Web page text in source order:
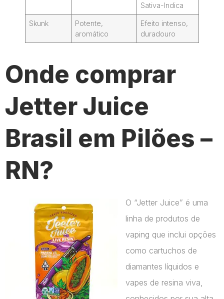
Sativa-Indica
Skunk
Potente,
aromático
Efeito intenso,
duradouro
Onde comprar
Jetter Juice
Brasil em Pilões –
RN?
O “Jetter Juice” é uma
linha de produtos de
vaping que inclui opções
como cartuchos de
diamantes líquidos e
vapes de resina viva,